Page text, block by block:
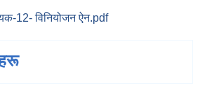
12- विनियोजन ऐन.pdf